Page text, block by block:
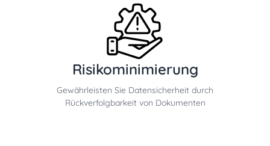
Risikominimierung
Gewährleisten Sie Datensicherheit durch
Rückverfolgbarkeit von Dokumenten